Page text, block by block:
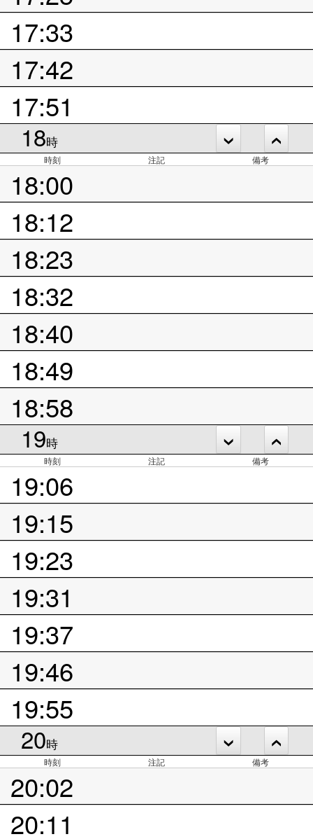
17:33
17:42
17:51
18時
時刻 注記 備考
18:00
18:12
18:23
18:32
18:40
18:49
18:58
19時
時刻 注記 備考
19:06
19:15
19:23
19:31
19:37
19:46
19:55
20時
時刻 注記 備考
20:02
20:11